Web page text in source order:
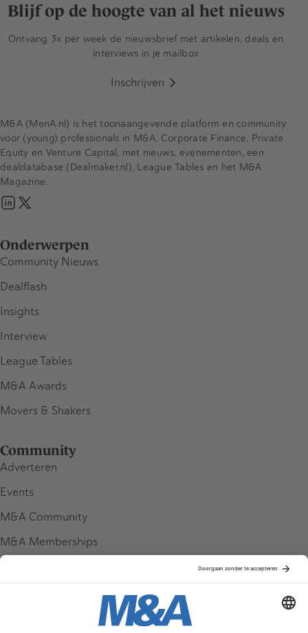
Blijf op de hoogte van al het nieuws
Ontvang 3x per week de nieuwsbrief met artikelen, deals en
interviews in je mailbox
Inschrijven
Onderwerpen
Community Nieuws
Dealflash
Insights
Interview
League Tables
M&A Awards
Movers & Shakers
Community
Adverteren
Events
M&A Community
M&A Memberships
M&A (MenA.nl) is het toonaangevende platform en community
voor (young) professionals in M&A, Corporate Finance, Private
Equity en Venture Capital, met nieuws, evenementen, een
dealdatabase (Dealmaker.nl), League Tables en het M&A
Magazine.